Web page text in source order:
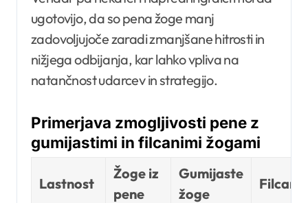
ugotovijo, da so pena žoge manj
zadovoljujoče zaradi zmanjšane hitrosti in
nižjega odbijanja, kar lahko vpliva na
natančnost udarcev in strategijo.
Primerjava zmogljivosti pene z
gumijastimi in filcanimi žogami
Lastnost
Žoge iz
pene
Gumijaste
žoge